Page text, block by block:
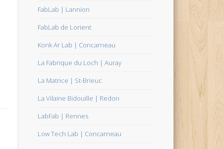
FabLab | Lannion
FabLab de Lorient
Konk Ar Lab | Concarneau
La Fabrique du Loch | Auray
La Matrice | St-Brieuc
La Vilaine Bidouille | Redon
LabFab | Rennes
Low Tech Lab | Concarneau